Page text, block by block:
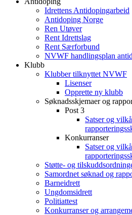
Idrettens Antidopingarbeid
Antidoping Norge
Ren Utøver
Rent Idrettslag
Rent Særforbund
NVWF handlingsplan
Klubb
Klubber tilknyttet NVWF
Lisenser
Opprette ny klubb
Søknadsskjemaer og
Post 3
Satser og
Konkurranser
Satser og
Støtte- og
Samordnet søknad og
Barneidrett
Ungdomsidrett
Politiattest
Konkurranser og